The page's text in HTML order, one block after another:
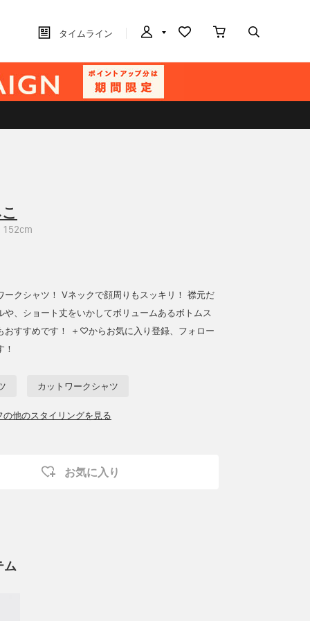
タイムライン
152cm
ークシャツ！ Vネックで顔周りもスッキリ！ 襟元だ
や、ショート丈をいかしてボリュームあるボトムス
おすすめです！ ＋♡からお気に入り登録、フォロー
！
カットワークシャツ
の他のスタイリングを見る
お気に入り
ム